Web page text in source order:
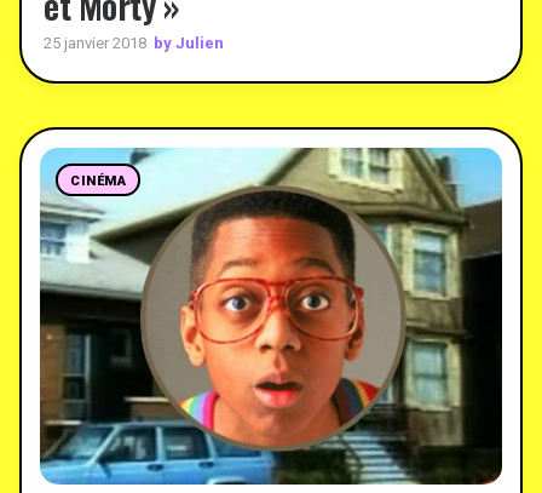
25 janvier 2018 by Julien
CINÉMA